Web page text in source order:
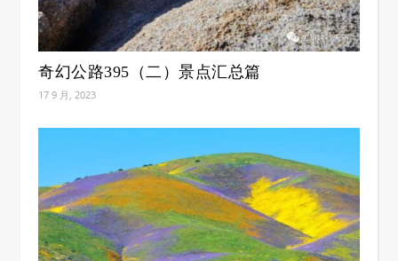
奇幻公路395（二）景点汇总篇
17 9 月, 2023